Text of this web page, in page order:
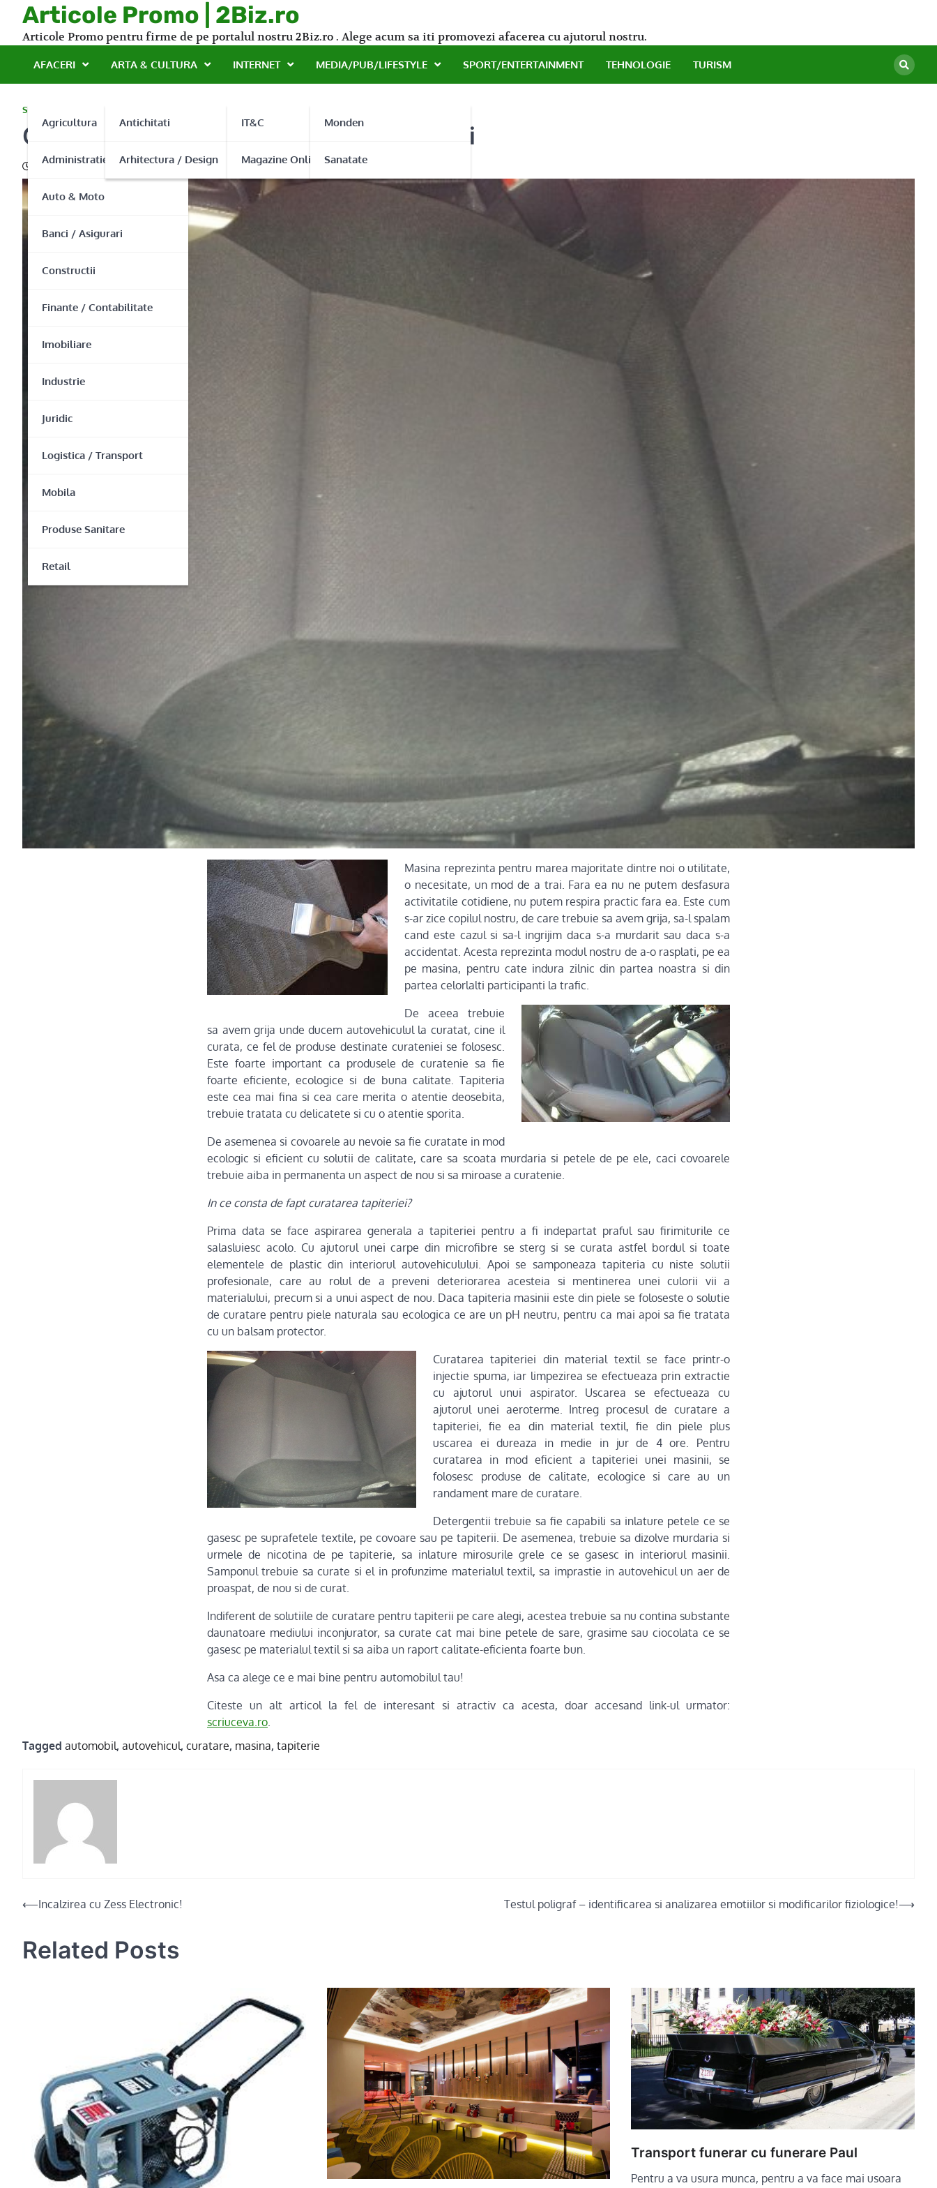
content
Articole Promo | 2Biz.ro
Articole Promo pentru firme de pe portalul nostru 2Biz.ro . Alege acum sa iti promovezi afacerea cu ajutorul nostru.
AFACERI
Agricultura
Administratie Publica
Auto & Moto
Banci / Asigurari
Constructii
Finante / Contabilitate
Imobiliare
Industrie
Juridic
Logistica / Transport
Mobila
Produse Sanitare
Retail
ARTA & CULTURA
Antichitati
Arhitectura / Design
INTERNET
IT&C
Magazine Online
MEDIA/PUB/LIFESTYLE
Monden
Sanatate
SPORT/ENTERTAINMENT TEHNOLOGIE TURISM
SERVICII
Curatati in mod eficient tapiteria masinii
26/03/2013
Masina reprezinta pentru marea majoritate dintre noi o utilitate,
o necesitate, un mod de a trai. Fara ea nu ne putem desfasura
activitatile cotidiene, nu putem respira practic fara ea. Este cum
s-ar zice copilul nostru, de care trebuie sa avem grija, sa-l spalam
cand este cazul si sa-l ingrijim daca s-a murdarit sau daca s-a
accidentat. Acesta reprezinta modul nostru de a-o rasplati, pe ea
pe masina, pentru cate indura zilnic din partea noastra si din
partea celorlalti participanti la trafic.
De aceea trebuie
sa avem grija unde ducem autovehiculul la curatat, cine il
curata, ce fel de produse destinate curateniei se folosesc.
Este foarte important ca produsele de curatenie sa fie
foarte eficiente, ecologice si de buna calitate. Tapiteria
este cea mai fina si cea care merita o atentie deosebita,
trebuie tratata cu delicatete si cu o atentie sporita.
De asemenea si covoarele au nevoie sa fie curatate in mod
ecologic si eficient cu solutii de calitate, care sa scoata murdaria si petele de pe ele, caci covoarele
trebuie aiba in permanenta un aspect de nou si sa miroase a curatenie.
In ce consta de fapt curatarea tapiteriei?
Prima data se face aspirarea generala a tapiteriei pentru a fi indepartat praful sau firimiturile ce
salasluiesc acolo. Cu ajutorul unei carpe din microfibre se sterg si se curata astfel bordul si toate
elementele de plastic din interiorul autovehiculului. Apoi se samponeaza tapiteria cu niste solutii
profesionale, care au rolul de a preveni deteriorarea acesteia si mentinerea unei culorii vii a
materialului, precum si a unui aspect de nou. Daca tapiteria masinii este din piele se foloseste o solutie
de curatare pentru piele naturala sau ecologica ce are un pH neutru, pentru ca mai apoi sa fie tratata
cu un balsam protector.
Curatarea tapiteriei din material textil se face printr-o
injectie spuma, iar limpezirea se efectueaza prin extractie
cu ajutorul unui aspirator. Uscarea se efectueaza cu
ajutorul unei aeroterme. Intreg procesul de curatare a
tapiteriei, fie ea din material textil, fie din piele plus
uscarea ei dureaza in medie in jur de 4 ore. Pentru
curatarea in mod eficient a tapiteriei unei masinii, se
folosesc produse de calitate, ecologice si care au un
randament mare de curatare.
Detergentii trebuie sa fie capabili sa inlature petele ce se
gasesc pe suprafetele textile, pe covoare sau pe tapiterii. De asemenea, trebuie sa dizolve murdaria si
urmele de nicotina de pe tapiterie, sa inlature mirosurile grele ce se gasesc in interiorul masinii.
Samponul trebuie sa curate si el in profunzime materialul textil, sa imprastie in autovehicul un aer de
proaspat, de nou si de curat.
Indiferent de solutiile de curatare pentru tapiterii pe care alegi, acestea trebuie sa nu contina substante
daunatoare mediului inconjurator, sa curate cat mai bine petele de sare, grasime sau ciocolata ce se
gasesc pe materialul textil si sa aiba un raport calitate-eficienta foarte bun.
Asa ca alege ce e mai bine pentru automobilul tau!
Citeste un alt articol la fel de interesant si atractiv ca acesta, doar accesand link-ul urmator:
scriuceva.ro.
Tagged automobil, autovehicul, curatare, masina, tapiterie
Post
⟵Incalzirea cu Zess Electronic! Testul poligraf – identificarea si analizarea emotiilor si modificarilor fiziologice!⟶
Related Posts
Transport funerar cu funerare Paul
Pentru a va usura munca, pentru a va face mai usoara